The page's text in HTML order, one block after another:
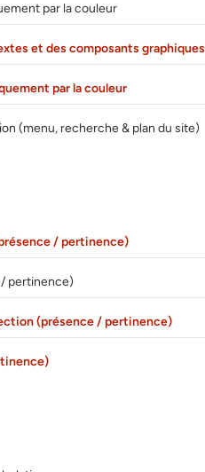
par la couleur
et des composants graphiques
par la couleur
(menu, recherche & plan du site)
/ pertinence)
pertinence)
(présence / pertinence)